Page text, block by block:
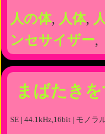
人の体, 人体,
ンセサイザー,
まばたき
SE | 44.1kHz,16bit | モノラ